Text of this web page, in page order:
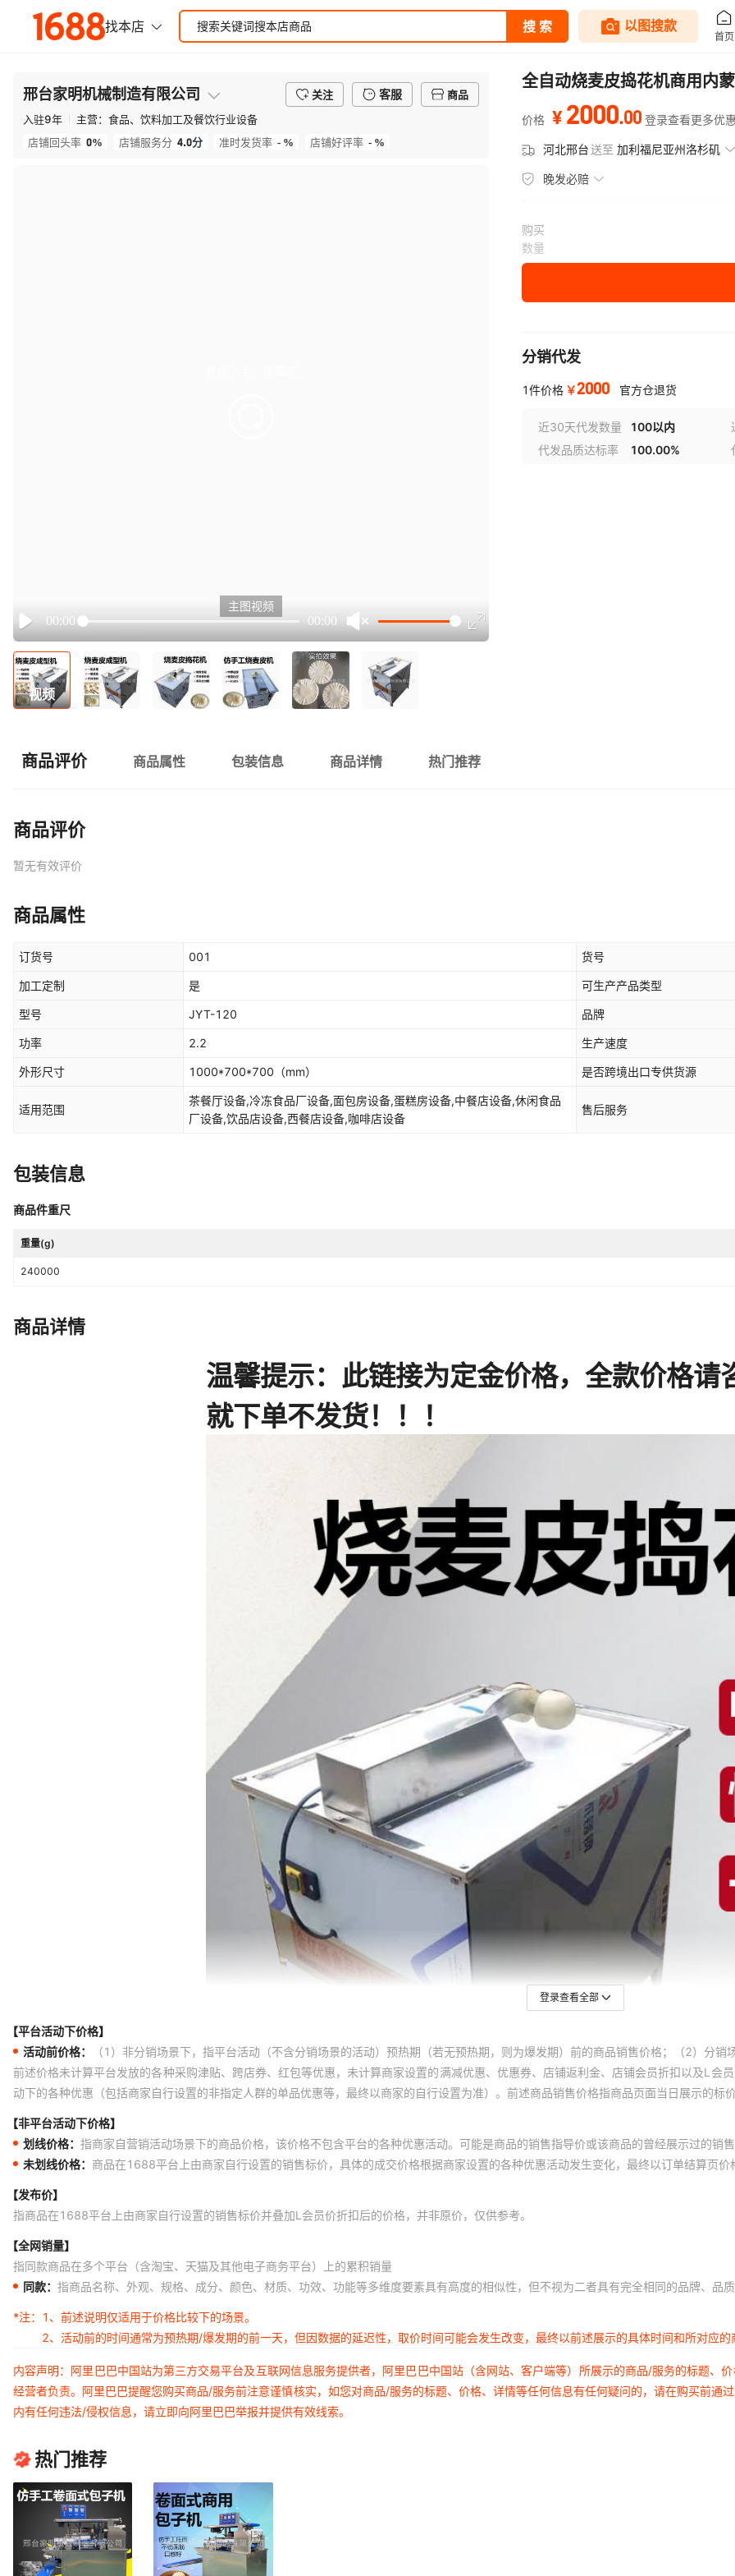
邢台家明机械制造有限公司 关注 客服
商品
入驻9年 主营： 食品、饮料加工及餐饮行业设备
店铺回头率 0% 店铺服务分 4.0分 准时发货率 - % 店铺好评率 - %
Play
00:00 00:00
主图视频
视频
全自动烧麦皮捣花机商用内
价格 ¥ 2000.00 登录查看更多优惠
河北邢台送至 加利福尼亚州洛杉矶
晚发必赔
购买
数量
分销代发
1件价格 ￥2000 官方仓退货
近30天代发数量 100以内
代发品质达标率
100.00%
商品评价 商品属性 包装信息 商品详情 热门推荐
商品评价
暂无有效评价
商品属性
订货号 001 货号
加工定制 是 可生产产品类型
型号 JYT-120 品牌
功率 2.2 生产速度
外形尺寸 1000*700*700 （mm） 是否跨境出口专供货源
适用范围
茶餐厅设备,冷冻食品厂设备,面包房设备,蛋糕房设备,中餐店设备,休闲食品
厂设备,饮品店设备,西餐店设备,咖啡店设备
售后服务
包装信息
商品件重尺
重量(g)
240000
商品详情
登录查看全部
【平台活动下价格】
活动前价格：
（1）非分销场景下，指平台活动（不含分销场景的活动）预热期（若无预热期，则为爆发期）前的商品销售价格；（2）分
前述价格未计算平台发放的各种采购津贴、跨店券、红包等优惠，未计算商家设置的满减优惠、优惠券、店铺返利金、店铺会员折扣以及L会
动下的各种优惠（包括商家自行设置的非指定人群的单品优惠等，最终以商家的自行设置为准）。前述商品销售价格指商品页面当日展示的标
【非平台活动下价格】
划线价格： 指商家自营销活动场景下的商品价格，该价格不包含平台的各种优惠活动。可能是商品的销售指导价或该商品的曾经展示过的销售
未划线价格： 商品在1688平台上由商家自行设置的销售标价，具体的成交价格根据商家设置的各种优惠活动发生变化，最终以订单结算页价
【发布价】
指商品在1688平台上由商家自行设置的销售标价并叠加L会员价折扣后的价格，并非原价，仅供参考。
【全网销量】
指同款商品在多个平台（含淘宝、天猫及其他电子商务平台）上的累积销量
同款： 指商品名称、外观、规格、成分、颜色、材质、功效、功能等多维度要素具有高度的相似性，但不视为二者具有完全相同的品牌、品质
*注：
1、前述说明仅适用于价格比较下的场景。
2、活动前的时间通常为预热期/爆发期的前一天，但因数据的延迟性，取价时间可能会发生改变，最终以前述展示的具体时间和所对应的
内容声明：阿里巴巴中国站为第三方交易平台及互联网信息服务提供者，阿里巴巴中国站（含网站、客户端等）所展示的商品/服务的标题、
经营者负责。阿里巴巴提醒您购买商品/服务前注意谨慎核实，如您对商品/服务的标题、价格、详情等任何信息有任何疑问的，请在购买前通
内有任何违法/侵权信息，请立即向阿里巴巴举报并提供有效线索。
热门推荐